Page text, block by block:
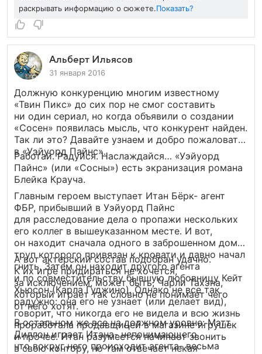
раскрывать информацию о сюжете.Показать?
Альберт Ильясов
31 января 2016
Должную конкуренцию многим известному
«Твин Пикс» до сих пор не смог составить
ни один сериал, но когда объявили о создании
«Сосен» появилась мысль, что конкурент найден.
Так ли это? Давайте узнаем и добро пожаловать
в «Уэйуорд Пайнс».
Работай. Радуйся. Наслаждайся… «Уэйуорд
Пайнс» (или «Сосны») есть экранизация романа
Блейка Крауча.
Главным героем выступает Итан Бёрк- агент
ФБР, прибывший в Уэйуорд Пайнс
для расследование дела о пропажи нескольких
его коллег в вышеуказанном месте. И вот,
он находит сначала одного в заброшенном доме,
труп которого привязан к кровати и давно начал
гнить. Затем он находит другого агента
и по совместительству бывшую любовницу Кейт
Хьюсон (Карла Гуджино). Однако не все так
радужно: она его не узнает (или делает вид),
говорит, что никогда его не видела и всю жизнь
проработала продавщицей в магазине игрушек
и прочее. Итан разумеется начинает звонить
в свою контору, но там отвечает некая
А вот актерский состав подобран удачно.
К их игре придираться не хочется,
за исключением, может быть, Чарли Тахэна,
который играет так словно не понимает чего
от него хотят.
В остальном же все на должном уровне: Мэтт
Диллон играет Итана- непонимающего
что вокруг него происходит агента- весьма